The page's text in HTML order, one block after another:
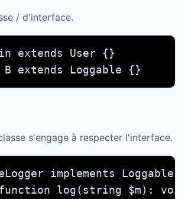
/ d'interface.
extends User {}
extends Loggable {}
s'engage à respecter l'interface.
implements Loggable
log(string $m):